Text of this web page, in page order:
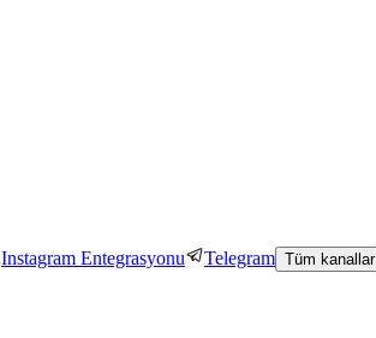
Instagram Entegrasyonu Telegram Tüm kanallar